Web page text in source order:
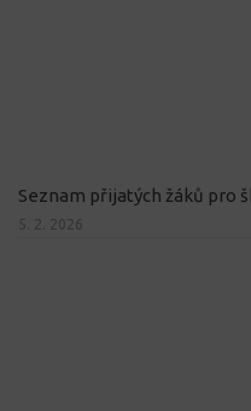
Seznam přijatých žáků pro
5. 2. 2026